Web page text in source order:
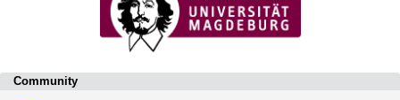
Community